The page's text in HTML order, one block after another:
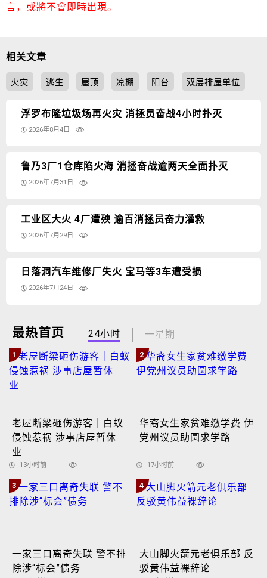
言，或將不會即時出現。
相关文章
火灾 逃生 屋顶 凉棚 阳台 双层排屋单位
浮罗布隆垃圾场再火灾 消拯员奋战4小时扑灭
2026年8月4日
鲁乃3厂1仓库陷火海 消拯奋战逾两天全面扑灭
2026年7月31日
工业区大火 4厂遭殃 逾百消拯员奋力灌救
2026年7月29日
日落洞汽车维修厂失火 宝马等3车遭受损
2026年7月24日
最热首页 24小时 一星期
1
老屋断梁砸伤游客｜白蚁
侵蚀惹祸 涉事店屋暂休
业
13小时前
2
华裔女生家贫难缴学费 伊
党州议员助圆求学路
17小时前
3
一家三口离奇失联 警不排
除涉“标会”债务
4
大山脚火箭元老俱乐部 反
驳黄伟益裸辞论